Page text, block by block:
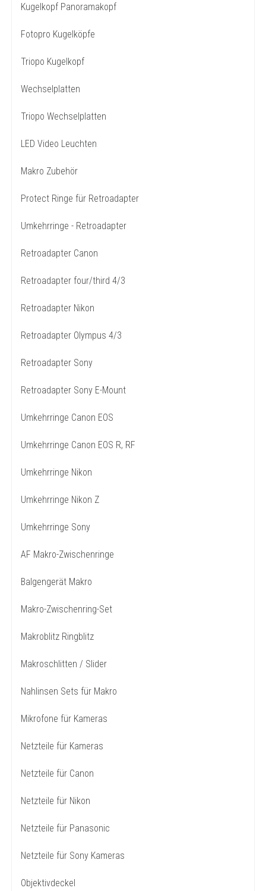
Kugelkopf Panoramakopf
Fotopro Kugelköpfe
Triopo Kugelkopf
Wechselplatten
Triopo Wechselplatten
LED Video Leuchten
Makro Zubehör
Protect Ringe für Retroadapter
Umkehrringe - Retroadapter
Retroadapter Canon
Retroadapter four/third 4/3
Retroadapter Nikon
Retroadapter Olympus 4/3
Retroadapter Sony
Retroadapter Sony E-Mount
Umkehrringe Canon EOS
Umkehrringe Canon EOS R, RF
Umkehrringe Nikon
Umkehrringe Nikon Z
Umkehrringe Sony
AF Makro-Zwischenringe
Balgengerät Makro
Makro-Zwischenring-Set
Makroblitz Ringblitz
Makroschlitten / Slider
Nahlinsen Sets für Makro
Mikrofone für Kameras
Netzteile für Kameras
Netzteile für Canon
Netzteile für Nikon
Netzteile für Panasonic
Netzteile für Sony Kameras
Objektivdeckel